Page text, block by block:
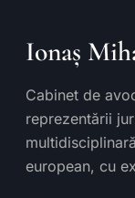
Ionaș
Cabinet de
reprezentării
european, cu